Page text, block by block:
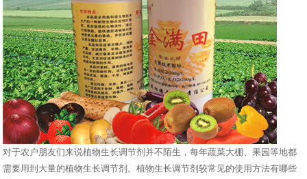
对于农户朋友们来说植物生长调节剂并不陌生，每年蔬菜大棚、果园等地都
需要用到大量的植物生长调节剂。植物生长调节剂较常见的使用方法有哪些